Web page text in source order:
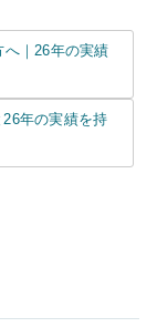
｜26年の実績
年の実績を持